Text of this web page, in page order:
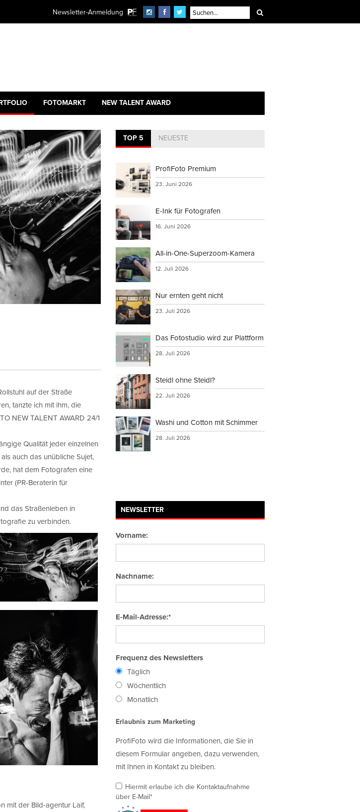
Newsletter-Anmeldung
FOTOMARKT NEW TALENT AWARD
auf der Straße
tanzte ich mit ihm, die
NEW TALENT AWARD 24/1
Qualität jeder einzelnen
auch das unübliche Sujet,
hat dem Fotografen eine
(PR-Beraterin für
das Straßenleben in
zu verbinden.
mit der Bild-agentur Laif,
TOP 5 NEUESTE
ProfiFoto Premium
23. Juni 2026
E-Ink für Fotografen
16. Juni 2026
All-in-One-Superzoom-Kamera
12. Juli 2026
Nur ernten geht nicht
23. Juli 2026
Das Fotostudio wird zur Plattform
28. Juli 2026
Steidl ohne Steidl?
22. Juli 2026
Washi und Cotton mit Schimmer
28. Juli 2026
NEWSLETTER
Vorname:
Nachname:
E-Mail-Adresse:*
Frequenz des Newsletters
Täglich
Wöchentlich
Monatlich
Erlaubnis zum Marketing
ProfiFoto wird die Informationen, die Sie in
diesem Formular angeben, dazu verwenden,
mit Ihnen in Kontakt zu bleiben.
Hiermit erlaube ich die Kontaktaufnahme
über E-Mail*